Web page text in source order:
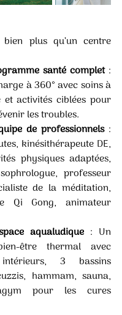
bien plus qu’un centre
santé complet :
à 360° avec soins à
et activités ciblées pour
les troubles.
de professionnels :
kinésithérapeute DE,
physiques adaptées,
professeur
de la méditation,
Qi Gong, animateur
aqualudique : Un
être thermal avec
3 bassins
hammam, sauna,
pour les cures